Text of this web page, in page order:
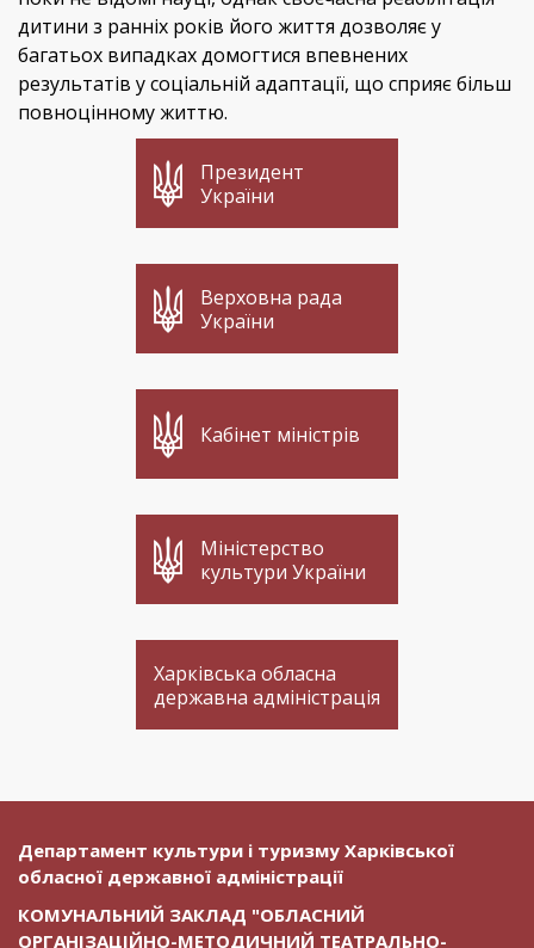
дитини з ранніх років його життя дозволяє у
багатьох випадках домогтися впевнених
результатів у соціальній адаптації, що сприяє більш
повноцінному життю.
Президент
України
Верховна рада
України
Кабінет міністрів
Міністерство
культури України
Харківська обласна
державна адміністрація
Департамент культури і туризму Харківської
обласної державної адміністрації
КОМУНАЛЬНИЙ ЗАКЛАД "ОБЛАСНИЙ
ОРГАНІЗАЦІЙНО-МЕТОДИЧНИЙ ТЕАТРАЛЬНО-